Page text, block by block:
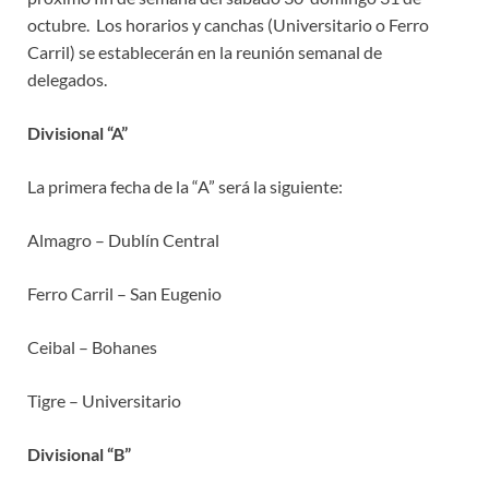
octubre. Los horarios y canchas (Universitario o Ferro
Carril) se establecerán en la reunión semanal de
delegados.
Divisional “A”
La primera fecha de la “A” será la siguiente:
Almagro – Dublín Central
Ferro Carril – San Eugenio
Ceibal – Bohanes
Tigre – Universitario
Divisional “B”